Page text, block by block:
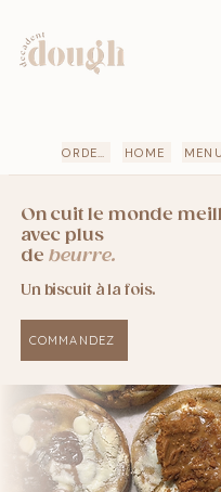
HOME MENU
On cuit le monde
avec plus
de beurre.
Un biscuit à la fois.
COMMANDEZ